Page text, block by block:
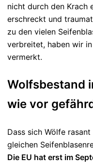
nicht durch den Krach
erschreckt und
zu den vielen
verbreitet, haben wir
vermerkt.
Wolfsbestand
wie vor
Dass sich Wölfe
gleichen
Die EU hat erst im